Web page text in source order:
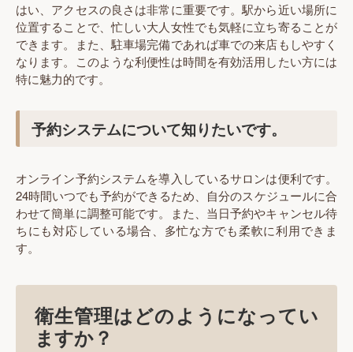
はい、アクセスの良さは非常に重要です。駅から近い場所に
位置することで、忙しい大人女性でも気軽に立ち寄ることが
できます。また、駐車場完備であれば車での来店もしやすく
なります。このような利便性は時間を有効活用したい方には
特に魅力的です。
予約システムについて知りたいです。
オンライン予約システムを導入しているサロンは便利です。
24時間いつでも予約ができるため、自分のスケジュールに合
わせて簡単に調整可能です。また、当日予約やキャンセル待
ちにも対応している場合、多忙な方でも柔軟に利用できま
す。
衛生管理はどのようになってい
ますか？